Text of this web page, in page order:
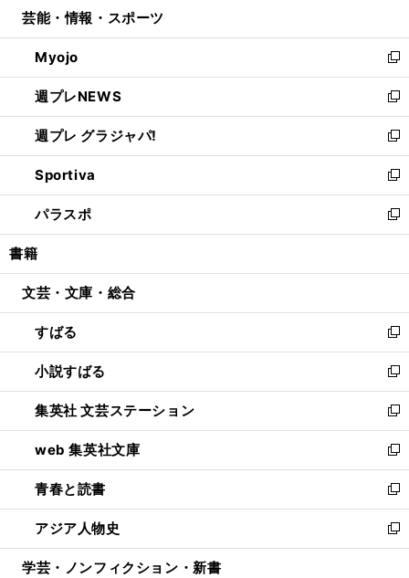
開
く
ウ
で
開
く
ン
ド
ウ
で
開
く
ウ
ィ
ン
ド
ウ
で
開
く
芸能・情報・スポーツ
Myojo
新
し
い
ウ
ィ
ン
ド
ウ
で
開
週プレNEWS
新
し
い
ウ
ィ
ン
ド
ウ
開
週プレ グラジャパ!
新
し
い
ウ
ィ
ン
ウ
開
く
Sportiva
新
し
い
ウ
ン
ウ
で
開
く
パラスポ
新
し
ウ
ン
ド
ウ
で
開
く
書籍
文芸・文庫・総合
すばる
新
し
い
ウ
ィ
ン
ド
ウ
で
開
く
小説すばる
新
し
い
ウ
ィ
ン
ド
ウ
で
開
集英社 文芸ステーション
新
し
い
ウ
ィ
ン
ド
ウ
web 集英社文庫
新
し
い
ウ
ィ
ン
青春と読書
新
し
い
ウ
アジア人物史
新
し
学芸・ノンフィクション・新書